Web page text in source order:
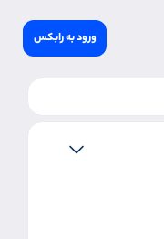
ورود به رابکس